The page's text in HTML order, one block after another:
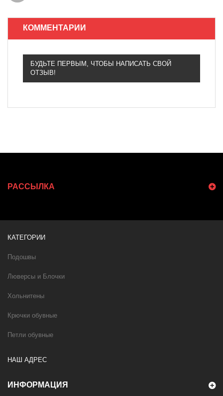
КОММЕНТАРИИ
БУДЬТЕ ПЕРВЫМ, ЧТОБЫ НАПИСАТЬ СВОЙ
ОТЗЫВ!
РАССЫЛКА
КАТЕГОРИИ
Подошвы
Люверсы и Блочки
Хольнитены
Крючки обувные
Петли обувные
НАШ АДРЕС
ИНФОРМАЦИЯ